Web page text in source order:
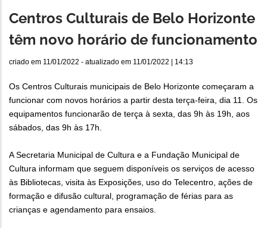
Centros Culturais de Belo Horizonte
têm novo horário de funcionamento
criado em 11/01/2022 - atualizado em 11/01/2022 | 14:13
Os Centros Culturais municipais de Belo Horizonte começaram a
funcionar com novos horários a partir desta terça-feira, dia 11. Os
equipamentos funcionarão de terça à sexta, das 9h às 19h, aos
sábados, das 9h às 17h.
A Secretaria Municipal de Cultura e a Fundação Municipal de
Cultura informam que seguem disponíveis os serviços de acesso
às Bibliotecas, visita às Exposições, uso do Telecentro, ações de
formação e difusão cultural, programação de férias para as
crianças e agendamento para ensaios.